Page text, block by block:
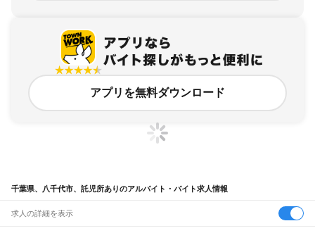
アプリを無料ダウンロード
千葉県、八千代市、託児所ありのアルバイト・バイト求人情報
求人の詳細を表示